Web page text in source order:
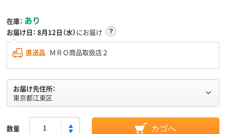
在庫： あり
お届け日： 8月12日（水）にお届け
直送品 ＭＲＯ商品取扱店２
お届け先住所：
東京都江東区
数量 カゴへ